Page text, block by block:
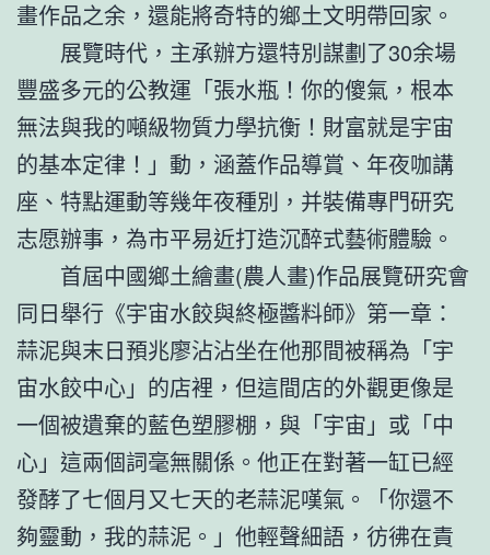
畫作品之余，還能將奇特的鄉土文明帶回家。
展覽時代，主承辦方還特別謀劃了30余場
豐盛多元的公教運「張水瓶！你的傻氣，根本
無法與我的噸級物質力學抗衡！財富就是宇宙
的基本定律！」動，涵蓋作品導賞、年夜咖講
座、特點運動等幾年夜種別，并裝備專門研究
志愿辦事，為市平易近打造沉醉式藝術體驗。
首屆中國鄉土繪畫(農人畫)作品展覽研究會
同日舉行《宇宙水餃與終極醬料師》第一章：
蒜泥與末日預兆廖沾沾坐在他那間被稱為「宇
宙水餃中心」的店裡，但這間店的外觀更像是
一個被遺棄的藍色塑膠棚，與「宇宙」或「中
心」這兩個詞毫無關係。他正在對著一缸已經
發酵了七個月又七天的老蒜泥嘆氣。「你還不
夠靈動，我的蒜泥。」他輕聲細語，彷彿在責